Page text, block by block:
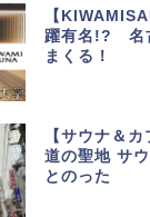
【
躍有名!? 名
まくる！
【サウナ＆
道の聖地 サ
とのった